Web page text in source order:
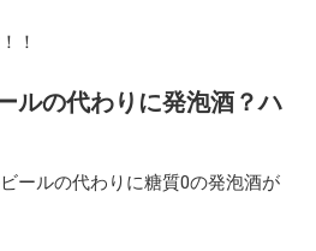
！
ルの代わりに発泡酒？ハ
ールの代わりに糖質0の発泡酒が